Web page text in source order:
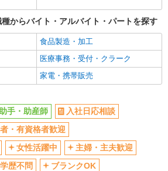
＊病院の看護助手│シフト相談OK！経
・資格不問◎
時給1550円〜2312円 ＜交通費全支給(ガソリ
駅＊医療現場を支える看護助手＊嬉しい
◎研修あり
ボーナス・賞与あり
完全週休2日制
禁煙・分煙
車通勤OK
自転車通勤OK
産休・育休取得実績あり
各種手当（家族・役職・インセン
ティブなど）あり
研修制度あり
からバイト・アルバイト・パートを探す
食品製造・加工
医療事務・受付・クラーク
家電・携帯販売
手・助産師
入社日応相談
・有資格者歓迎
女性活躍中
主婦・主夫歓迎
学歴不問
ブランクOK